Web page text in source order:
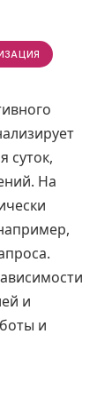
суток,
На
и
и